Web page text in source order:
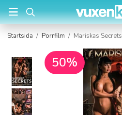
Startsida / Porrfilm / Mariskas Secrets
50%